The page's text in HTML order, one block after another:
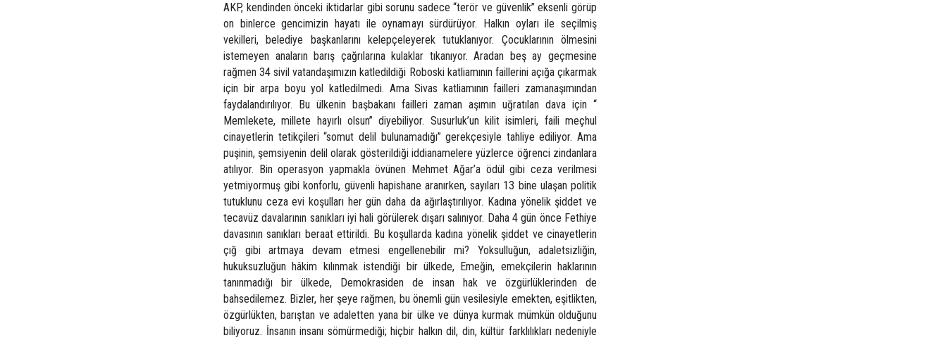
AKP, kendinden önceki iktidarlar gibi sorunu sadece “terör ve güvenlik” eksenli görüp
on binlerce gencimizin hayatı ile oynamayı sürdürüyor. Halkın oyları ile seçilmiş
vekilleri, belediye başkanlarını kelepçeleyerek tutuklanıyor. Çocuklarının ölmesini
istemeyen anaların barış çağrılarına kulaklar tıkanıyor. Aradan beş ay geçmesine
rağmen 34 sivil vatandaşımızın katledildiği Roboski katliamının faillerini açığa çıkarmak
için bir arpa boyu yol katledilmedi. Ama Sivas katliamının failleri zamanaşımından
faydalandırılıyor. Bu ülkenin başbakanı failleri zaman aşımın uğratılan dava için “
Memlekete, millete hayırlı olsun” diyebiliyor. Susurluk’un kilit isimleri, faili meçhul
cinayetlerin tetikçileri “somut delil bulunamadığı” gerekçesiyle tahliye ediliyor. Ama
puşinin, şemsiyenin delil olarak gösterildiği iddianamelere yüzlerce öğrenci zindanlara
atılıyor. Bin operasyon yapmakla övünen Mehmet Ağar’a ödül gibi ceza verilmesi
yetmiyormuş gibi konforlu, güvenli hapishane aranırken, sayıları 13 bine ulaşan politik
tutuklunu ceza evi koşulları her gün daha da ağırlaştırılıyor. Kadına yönelik şiddet ve
tecavüz davalarının sanıkları iyi hali görülerek dışarı salınıyor. Daha 4 gün önce Fethiye
davasının sanıkları beraat ettirildi. Bu koşullarda kadına yönelik şiddet ve cinayetlerin
çığ gibi artmaya devam etmesi engellenebilir mi? Yoksulluğun, adaletsizliğin,
hukuksuzluğun hâkim kılınmak istendiği bir ülkede, Emeğin, emekçilerin haklarının
tanınmadığı bir ülkede, Demokrasiden de insan hak ve özgürlüklerinden de
bahsedilemez. Bizler, her şeye rağmen, bu önemli gün vesilesiyle emekten, eşitlikten,
özgürlükten, barıştan ve adaletten yana bir ülke ve dünya kurmak mümkün olduğunu
biliyoruz. İnsanın insanı sömürmediği; hiçbir halkın dil, din, kültür farklılıkları nedeniyle